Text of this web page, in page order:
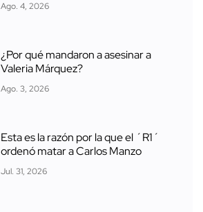
Ago. 4, 2026
¿Por qué mandaron a asesinar a
Valeria Márquez?
Ago. 3, 2026
Esta es la razón por la que el ´R1´
ordenó matar a Carlos Manzo
Jul. 31, 2026